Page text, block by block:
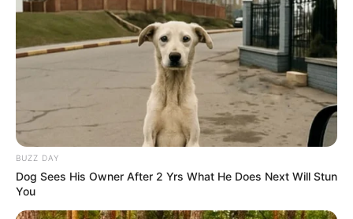
BUZZ DAY
Dog Sees His Owner After 2 Yrs What He Does Next Will Stun
You